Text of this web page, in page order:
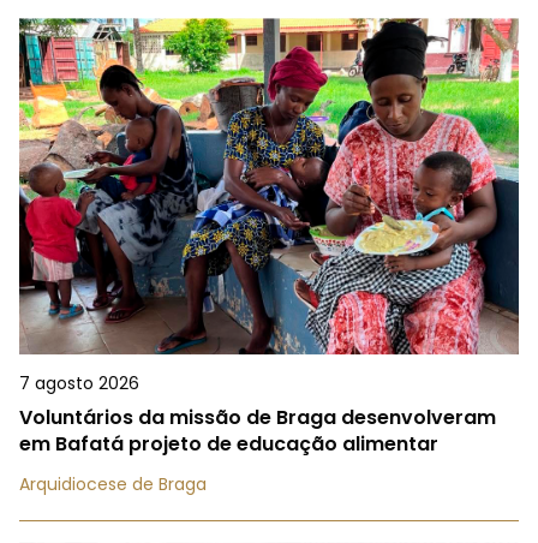
7 agosto 2026
Voluntários da missão de Braga desenvolveram
em Bafatá projeto de educação alimentar
Arquidiocese de Braga